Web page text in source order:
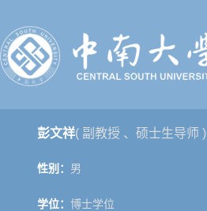
彭文祥( 副教授 、硕士生导师 )
性别： 男
学位： 博士学位